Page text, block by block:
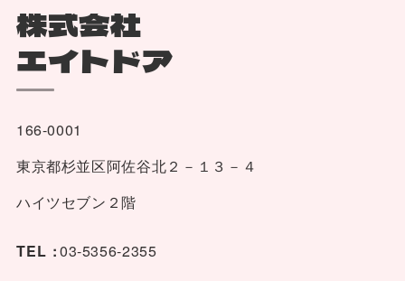
株式会社
エイトドア
166-0001
東京都杉並区阿佐谷北２－１３－４
ハイツセブン２階
TEL :03-5356-2355